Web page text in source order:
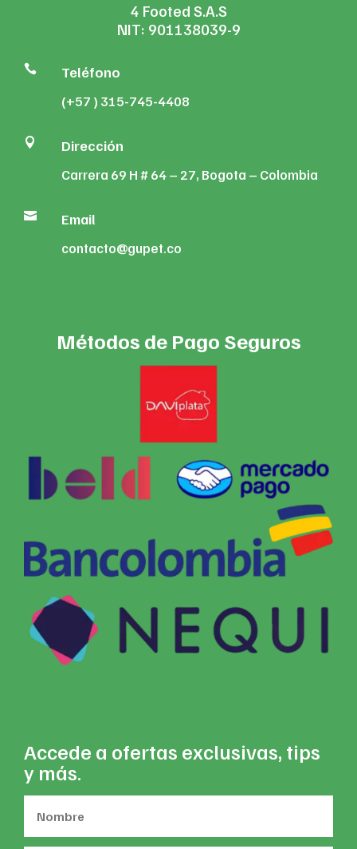
4 Footed S.A.S
NIT: 901138039-9
 Teléfono
(+57 ) 315-745-4408
 Dirección
Carrera 69 H # 64 – 27, Bogota – Colombia
 Email
contacto@gupet.co
Métodos de Pago Seguros
Accede a ofertas exclusivas, tips
y más.